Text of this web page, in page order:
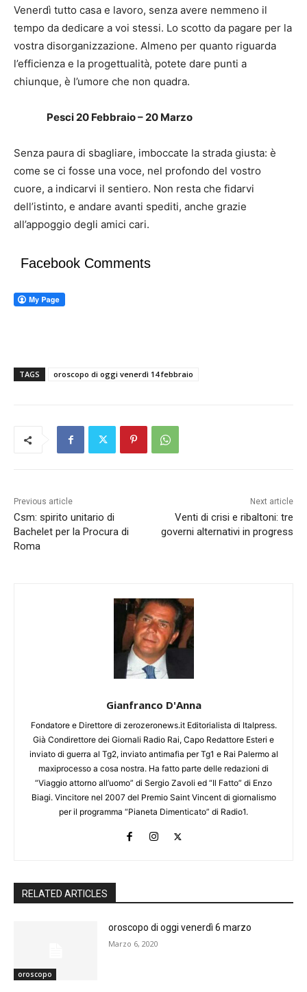
Venerdì tutto casa e lavoro, senza avere nemmeno il
tempo da dedicare a voi stessi. Lo scotto da pagare per la
vostra disorganizzazione. Almeno per quanto riguarda
l’efficienza e la progettualità, potete dare punti a
chiunque, è l’umore che non quadra.
Pesci 20 Febbraio – 20 Marzo
Senza paura di sbagliare, imboccate la strada giusta: è
come se ci fosse una voce, nel profondo del vostro
cuore, a indicarvi il sentiero. Non resta che fidarvi
dell’istinto, e andare avanti spediti, anche grazie
all’appoggio degli amici cari.
Facebook Comments
TAGS oroscopo di oggi venerdì 14 febbraio
Previous article
Csm: spirito unitario di
Bachelet per la Procura di
Roma
Next article
Venti di crisi e ribaltoni: tre
governi alternativi in progress
Gianfranco D'Anna
Fondatore e Direttore di zerozeronews.it Editorialista di Italpress.
Già Condirettore dei Giornali Radio Rai, Capo Redattore Esteri e
inviato di guerra al Tg2, inviato antimafia per Tg1 e Rai Palermo al
maxiprocesso a cosa nostra. Ha fatto parte delle redazioni di
“Viaggio attorno all’uomo” di Sergio Zavoli ed “Il Fatto” di Enzo
Biagi. Vincitore nel 2007 del Premio Saint Vincent di giornalismo
per il programma “Pianeta Dimenticato” di Radio1.
RELATED ARTICLES
oroscopo
oroscopo di oggi venerdì 6 marzo
Marzo 6, 2020